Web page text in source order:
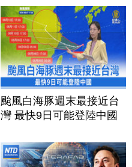
颱風白海豚週末最接近台
灣 最快9日可能登陸中國